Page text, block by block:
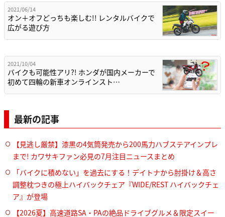
2021/06/14
オン＋オフどっちも楽しむ!! レンタルバイクで
広がる遊び方
2021/10/04
バイクも可能性アリ?! ホンダが国内メーカーで
初めて四輪の新車オンラインスト…
最新の記事
【見逃し厳禁】漆黒の4気筒発売から200馬力ハブステアインプレ
まで! カワサキファン必見の7月注目ニュースまとめ
「バイクに積めない」を過去にする！デイトナから肘掛け＆高さ
調整枕つきの極上ハイバックチェア『WIDE/REST ハイバックチェ
ア』が登場
【2026夏】高速道路SA・PAの絶品ドライブグルメ＆限定スイー